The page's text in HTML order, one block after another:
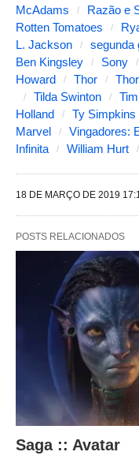
t
e
ú
d
o
a
b
a
i
o
McAdams
Razão e
Rotten Tomatoes
L. Jackson
segunda
Ben Kingsley
Sony
Howard
Thor
Tilda Swinton
Holland
Ty Simpkins
Marvel
Vingadores:
Infinita
William Hurt
18 DE MARÇO DE 2019
POSTS RELACIONADOS
Saga :: Avatar